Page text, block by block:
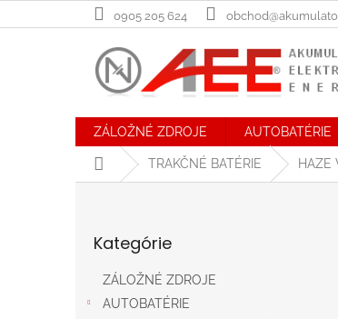
na
0905 205 624
ZÁLOŽNÉ ZDROJE AUTOBATÉRIE
DomovTRAKČNÉ BATÉRIE HAZE
kategórie
Kategórie
ZÁLOŽNÉ ZDROJE
AUTOBATÉRIE